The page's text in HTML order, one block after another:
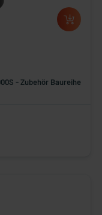
- Zubehör Baureihe